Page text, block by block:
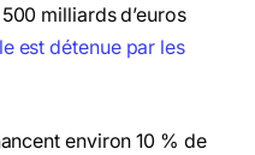
milliards d’euros
est détenue par les
environ 10 % de